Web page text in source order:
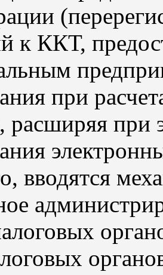
к ККТ,
при
расширяя при
вводятся